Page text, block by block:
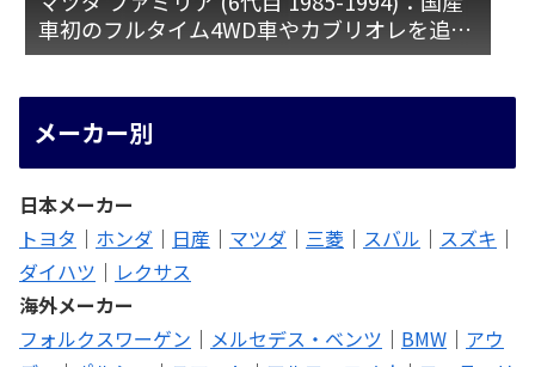
車初のフルタイム4WD車やカブリオレを追加
[BF]
メーカー別
日本メーカー
トヨタ ｜ ホンダ ｜ 日産 ｜ マツダ ｜ 三菱 ｜ スバル ｜ スズキ ｜
ダイハツ ｜ レクサス
海外メーカー
フォルクスワーゲン ｜ メルセデス・ベンツ ｜ BMW ｜ アウ